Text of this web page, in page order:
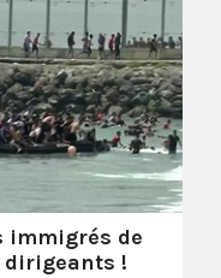
immigrés de
dirigeants !